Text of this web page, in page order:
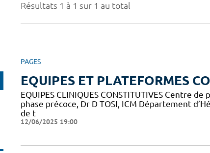
Résultats 1 à 1 sur 1 au total
PAGES
EQUIPES ET PLATEFORMES
EQUIPES CLINIQUES CONSTITUTIVES Centre
phase précoce, Dr D TOSI, ICM Département
de t
12/06/2025 19:00